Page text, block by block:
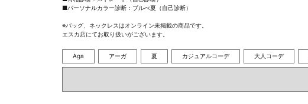
■パーソナルカラー診断：ブルべ夏（自己診断）
※バッグ、ネックレスはオンライン未掲載の商品です。
エスカ店にてお取り扱いがございます。
Aga アーガ 夏 カジュアルコーデ 大人コーデ